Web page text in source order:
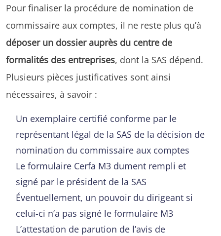
Pour finaliser la procédure de nomination de
commissaire aux comptes, il ne reste plus qu’à
déposer un dossier auprès du centre de
formalités des entreprises, dont la SAS dépend.
Plusieurs pièces justificatives sont ainsi
nécessaires, à savoir :
Un exemplaire certifié conforme par le
représentant légal de la SAS de la décision de
nomination du commissaire aux comptes
Le formulaire Cerfa M3 dument rempli et
signé par le président de la SAS
Éventuellement, un pouvoir du dirigeant si
celui-ci n’a pas signé le formulaire M3
L’attestation de parution de l’avis de